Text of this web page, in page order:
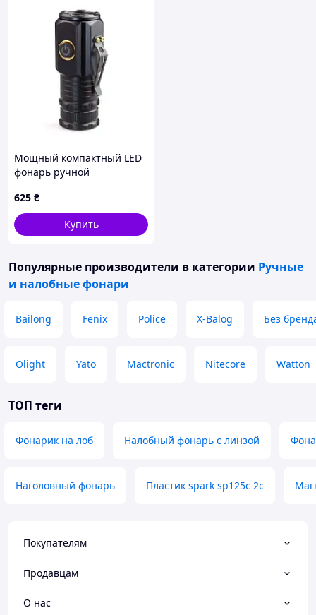
Мощный компактный LED
фонарь ручной
светодиода (Super Bright
Alloy Torch, Type-C,
металлический корпус, с
625 ₴
Купить
Популярные производители в категории Ручные
и налобные фонари
Bailong Fenix Police X-Balog Без
Olight Yato Mactronic Nitecore Watton
ТОП теги
Фонарик на лоб Налобный фонарь с линзой
Наголовный фонарь Пластик spark sp125c 2c
Покупателям
Продавцам
О нас